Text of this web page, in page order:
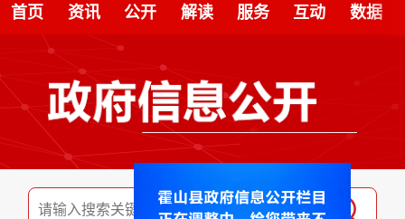
首页 资讯 公开 解读 服务 互动 数据